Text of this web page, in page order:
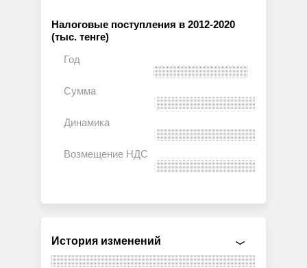
Налоговые поступления в 2012-2020
(тыс. тенге)
История изменений